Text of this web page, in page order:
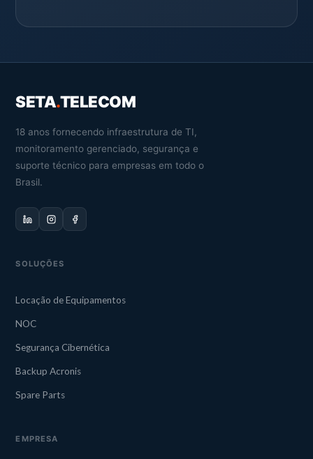
SETA.TELECOM
18 anos fornecendo infraestrutura de TI,
monitoramento gerenciado, segurança e
suporte técnico para empresas em todo o
Brasil.
SOLUÇÕES
Locação de Equipamentos
NOC
Segurança Cibernética
Backup Acronis
Spare Parts
EMPRESA